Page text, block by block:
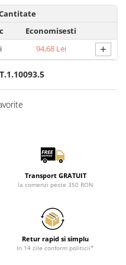
Economisesti
94,68 Lei +
Transport GRATUIT
la comenzi peste 350 RON
Retur rapid si simplu
In 14 zile conform politicii*